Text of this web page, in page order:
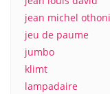
jean michel
jeu de paume
jumbo
klimt
lampadaire